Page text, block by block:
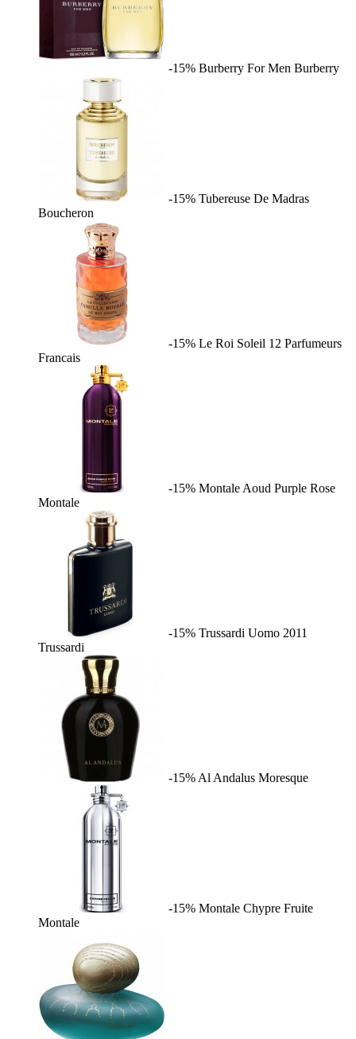
-15% Burberry For Men Burberry
-15% Tubereuse De Madras
Boucheron
-15% Le Roi Soleil 12 Parfumeurs
Francais
-15% Montale Aoud Purple Rose
Montale
-15% Trussardi Uomo 2011
Trussardi
-15% Al Andalus Moresque
-15% Montale Chypre Fruite
Montale